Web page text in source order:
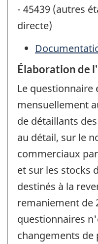
- 45439 (autres
directe)
Élaboration de
Le
mensuellement
de détaillants
au détail, sur le
commerciaux
et sur les stocks
destinés à la
remaniement de
questionnaires
changements de